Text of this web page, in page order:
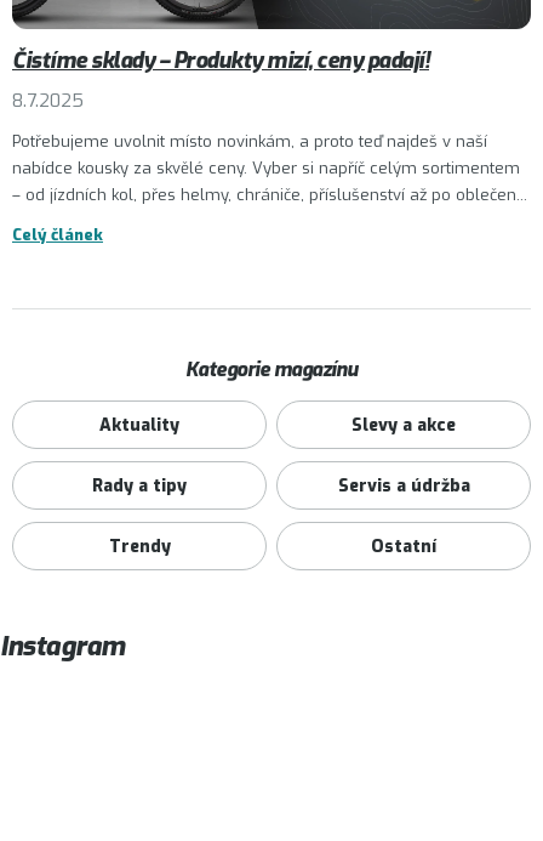
Čistíme sklady – Produkty mizí, ceny padají!
8.7.2025
Potřebujeme uvolnit místo novinkám, a proto teď najdeš v naší
nabídce kousky za skvělé ceny. Vyber si napříč celým sortimentem
– od jízdních kol, přes helmy, chrániče, příslušenství až po oblečen...
Celý článek
Kategorie magazínu
Aktuality Slevy a akce
Rady a tipy Servis a údržba
Trendy Ostatní
Instagram